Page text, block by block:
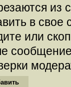
из
в
или